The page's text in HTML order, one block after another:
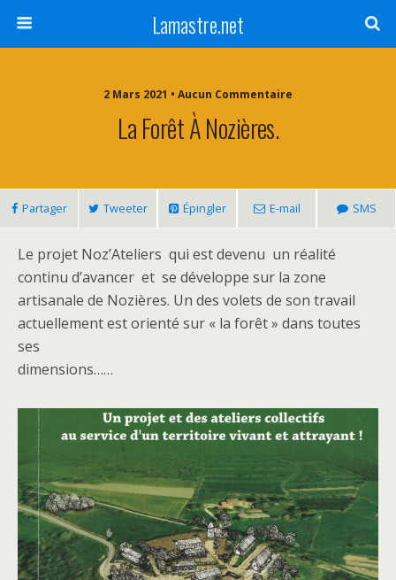
Lamastre.net
2 Mars 2021 • Aucun Commentaire
La Forêt À Nozières.
Partager Tweeter Épingler E-mail SMS
Le projet Noz’Ateliers qui est devenu un réalité
continu d’avancer et se développe sur la zone
artisanale de Nozières. Un des volets de son travail
actuellement est orienté sur « la forêt » dans toutes
ses
dimensions……